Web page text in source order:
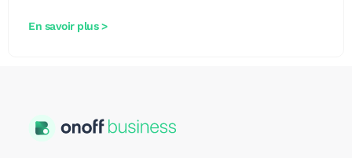
En savoir plus >